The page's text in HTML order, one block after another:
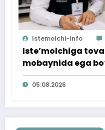
Istemolchi-Info
Iste’molchiga
mobaynida ega
ta’minlab berildi
05.08.2026